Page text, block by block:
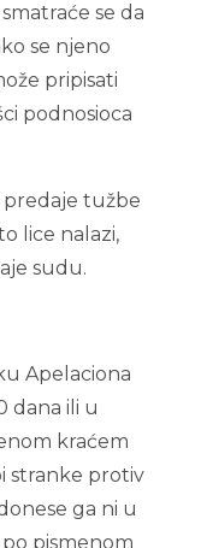
se da
se njeno
pripisati
podnosioca
predaje tužbe
lice nalazi,
sudu.
Apelaciona
dana ili u
kraćem
stranke protiv
ga ni u
pismenom